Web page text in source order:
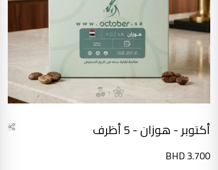
أكتوبر - هوزان - 5 أظرف
BHD3.700